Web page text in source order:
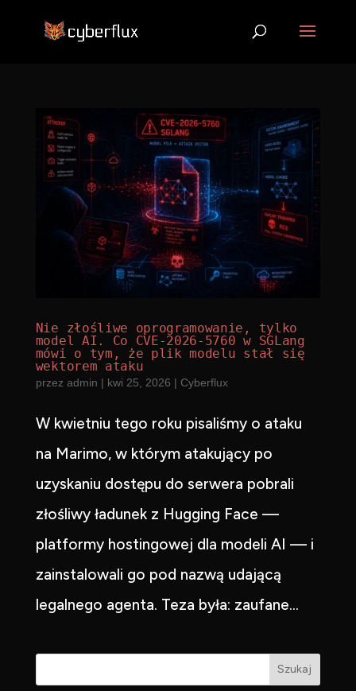
Nie złośliwe oprogramowanie, tylko
model AI. Co CVE-2026-5760 w SGLang
mówi o tym, że plik modelu stał się
wektorem ataku
przez admin | kwi 25, 2026 | Cyberflux
W kwietniu tego roku pisaliśmy o ataku
na Marimo, w którym atakujący po
uzyskaniu dostępu do serwera pobrali
złośliwy ładunek z Hugging Face —
platformy hostingowej dla modeli AI — i
zainstalowali go pod nazwą udającą
legalnego agenta. Teza była: zaufane...
Szukaj